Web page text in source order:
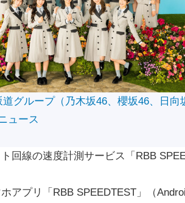
道グループ（乃木坂46、櫻坂46、日向
ュース
回線の速度計測サービス「RBB
アプリ「RBB SPEEDTEST」（